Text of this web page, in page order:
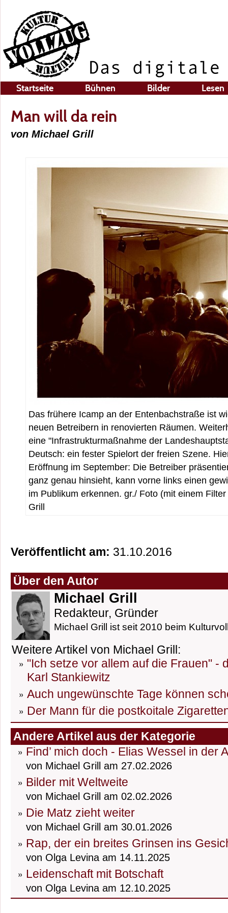
Startseite Bühnen Bilder Lesen
Man will da rein
von Michael Grill
Das frühere Icamp an der Entenbachstraße ist
neuen Betreibern in renovierten Räumen.
eine "Infrastrukturmaßnahme der
Deutsch: ein fester Spielort der freien Szene.
Eröffnung im September: Die Betreiber
ganz genau hinsieht, kann vorne links einen
im Publikum erkennen. gr./ Foto (mit einem
Grill
Veröffentlicht am: 31.10.2016
Über den Autor
Michael Grill
Redakteur, Gründer
Michael Grill ist seit 2010 beim
Weitere Artikel von Michael Grill:
"Ich setze vor allem auf die Frauen" -
Karl Stankiewitz
Auch ungewünschte Tage können
Der Mann für die postkoitale
Andere Artikel aus der Kategorie
Find’ mich doch - Elias Wessel in der
von Michael Grill am 27.02.2026
Bilder mit Weltweite
von Michael Grill am 02.02.2026
Die Matz zieht weiter
von Michael Grill am 30.01.2026
Rap, der ein breites Grinsen ins
von Olga Levina am 14.11.2025
Leidenschaft mit Botschaft
von Olga Levina am 12.10.2025